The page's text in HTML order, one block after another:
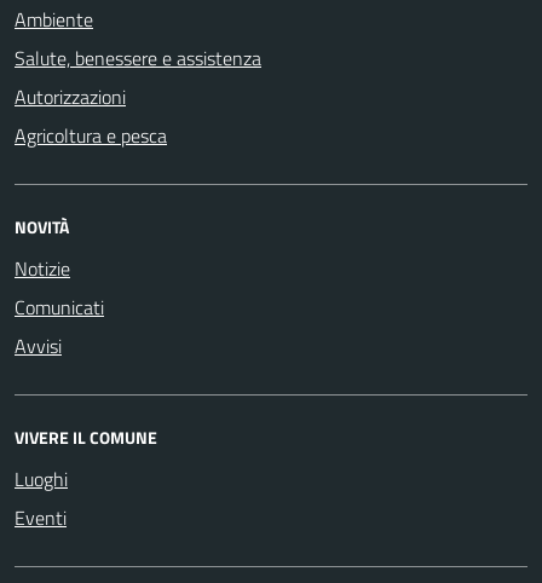
Ambiente
Salute, benessere e assistenza
Autorizzazioni
Agricoltura e pesca
NOVITÀ
Notizie
Comunicati
Avvisi
VIVERE IL COMUNE
Luoghi
Eventi